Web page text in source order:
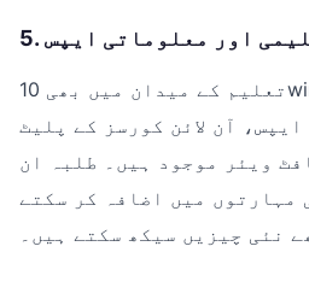
اور معلوماتی ایپس
تعلیم کے میدان میں بھی 10win پیچھے نہیں ہے۔
آن لائن کورسز کے پلیٹ
ویئر موجود ہیں۔ طلبہ ان
مہارتوں میں اضافہ کر سکتے
نئی چیزیں سیکھ سکتے ہیں۔